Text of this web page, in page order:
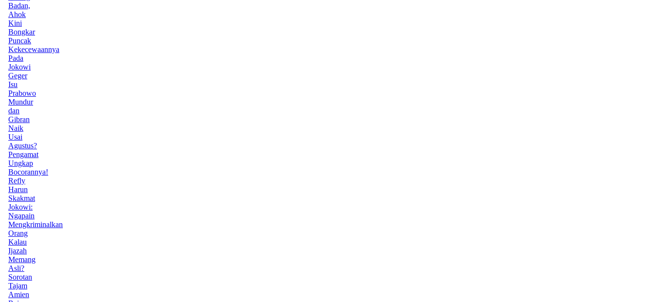
Badan,
Ahok
Kini
Bongkar
Puncak
Kekecewaannya
Pada
Jokowi
Geger
Isu
Prabowo
Mundur
dan
Gibran
Naik
Usai
Agustus?
Pengamat
Ungkap
Bocorannya!
Refly
Harun
Skakmat
Jokowi:
Ngapain
Mengkriminalkan
Orang
Kalau
Ijazah
Memang
Asli?
Sorotan
Tajam
Amien